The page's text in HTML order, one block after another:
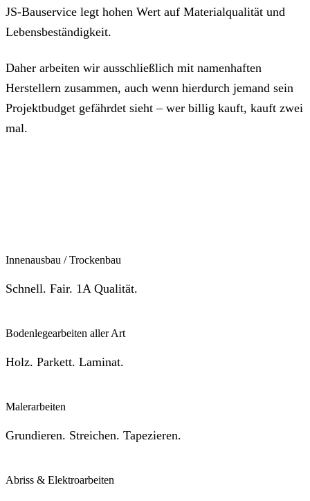
JS-Bauservice legt hohen Wert auf Materialqualität und
Lebensbeständigkeit.
Daher arbeiten wir ausschließlich mit namenhaften
Herstellern zusammen, auch wenn hierdurch jemand sein
Projektbudget gefährdet sieht – wer billig kauft, kauft zwei
mal.
Innenausbau / Trockenbau
Schnell. Fair. 1A Qualität.
Bodenlegearbeiten aller Art
Holz. Parkett. Laminat.
Malerarbeiten
Grundieren. Streichen. Tapezieren.
Abriss & Elektroarbeiten